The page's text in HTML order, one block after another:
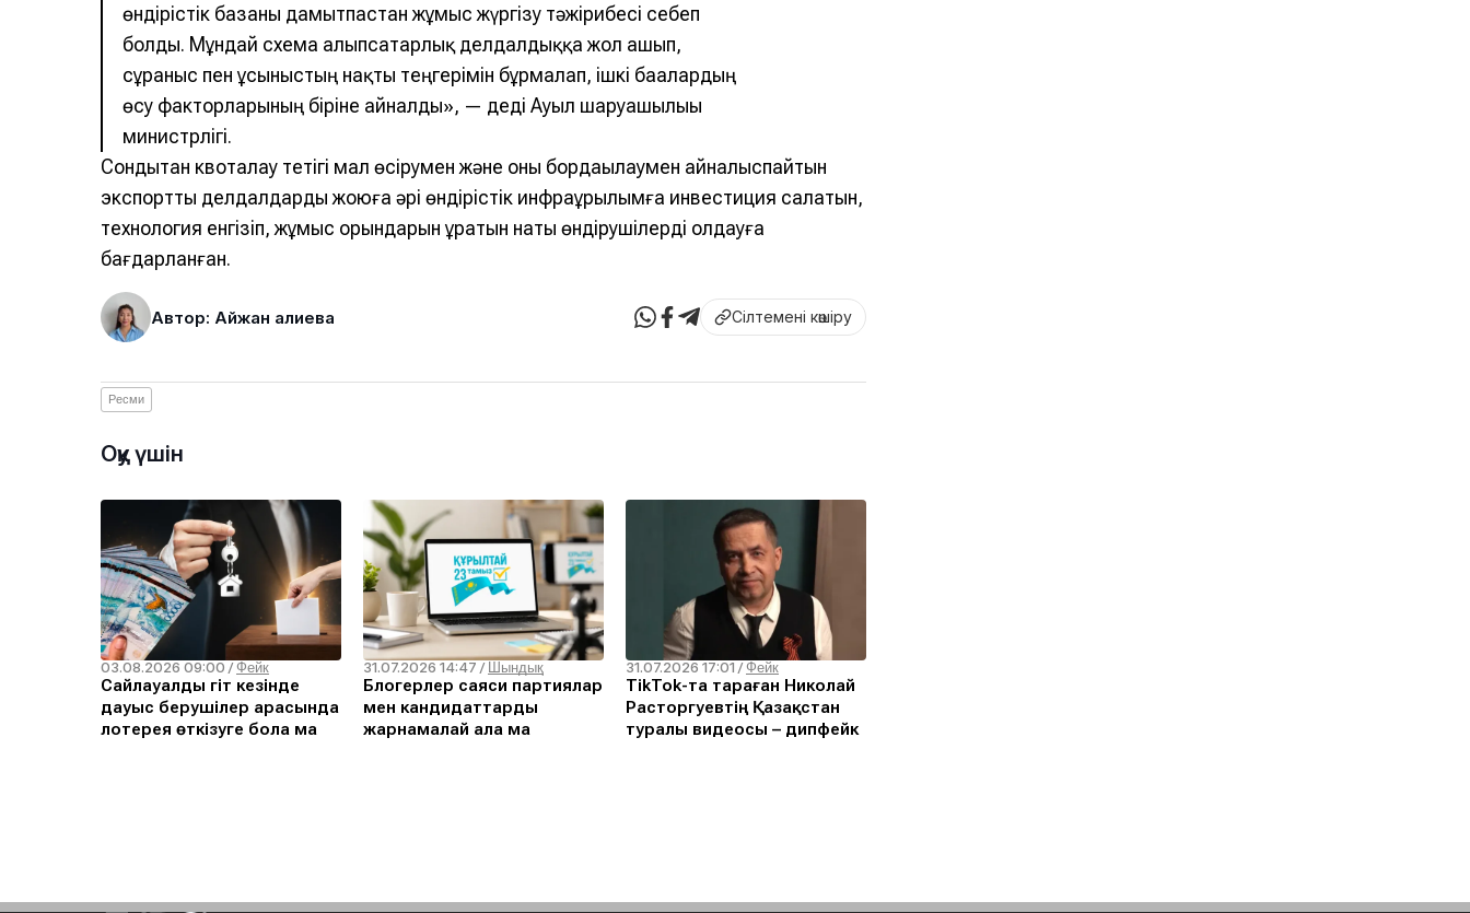
өндірістік базаны дамытпастан жұмыс жүргізу тәжірибесі себеп
болды. Мұндай схема алыпсатарлық делдалдыққа жол ашып,
сұраныс пен ұсыныстың нақты теңгерімін бұрмалап, ішкі бағалардың
өсу факторларының біріне айналды», — деді Ауыл шаруашылығы
министрлігі.
Сондықтан квоталау тетігі мал өсірумен және оны бордақылаумен айналыспайтын
экспорттық делдалдарды жоюға әрі өндірістік инфрақұрылымға инвестиция салатын,
технология енгізіп, жұмыс орындарын құратын нақты өндірушілерді қолдауға
бағдарланған.
Автор: Айжан Қалиева Сілтемені көшіру
Ресми
Оқу үшін
03.08.2026 09:00 /Фейк
Сайлауалды үгіт кезінде
дауыс берушілер арасында
лотерея өткізуге бола ма
31.07.2026 14:47 / Шындық
Блогерлер саяси партиялар
мен кандидаттарды
жарнамалай ала ма
31.07.2026 17:01 /Фейк
TikTok-та тараған Николай
Расторгуевтің Қазақстан
туралы видеосы – дипфейк